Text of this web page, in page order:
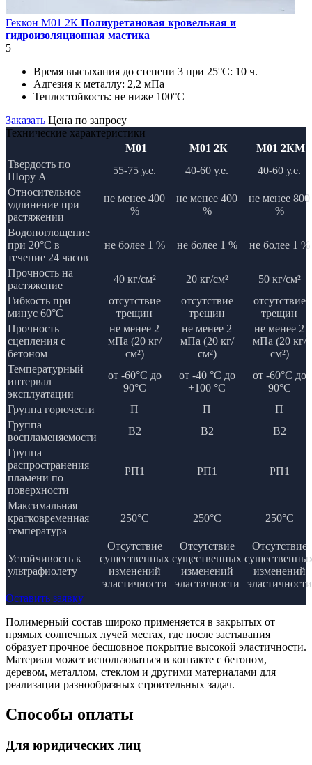
Геккон М01 2К Полиуретановая кровельная и
гидроизоляционная мастика
5
Время высыхания до степени 3 при 25°С: 10 ч.
Адгезия к металлу: 2,2 мПа
Теплостойкость: не ниже 100°С
Заказать Цена по запросу
Технические характеристики
М01
М01 2К
М01 2КМ
Твердость по
Шору А
55-75 у.е. 40-60 у.е.
40-60 у.е.
Относительное
удлинение при
растяжении
не менее 400
%
не менее 400
%
не менее 800
%
Водопоглощение
при 20°С в
течение 24 часов
не более 1 % не более 1 % не более 1 %
Прочность на
растяжение
40 кг/см² 20 кг/см²
50 кг/см²
Гибкость при
минус 60°С
отсутствие
трещин
отсутствие
трещин
отсутствие
трещин
Прочность
сцепления с
бетоном
не менее 2
мПа (20 кг/
см²)
не менее 2
мПа (20 кг/
см²)
не менее 2
мПа (20 кг/
см²)
Температурный
интервал
эксплуатации
от -60°С до
90°С
от -40 °С до
+100 °С
от -60°С до
90°С
Группа горючести
П П
П
Группа
воспламеняемости
В2 В2
В2
Группа
распространения
пламени по
поверхности
РП1 РП1 РП1
Максимальная
кратковременная
температура
250°С 250°С 250°С
Устойчивость к
ультрафиолету
Отсутствие
существенных
изменений
эластичности
Отсутствие
существенных
изменений
эластичности
Отсутствие
изменений
эластичности
Оставить заявку
Полимерный состав широко применяется в закрытых от
прямых солнечных лучей местах, где после застывания
образует прочное бесшовное покрытие высокой эластичности.
Материал может использоваться в контакте с бетоном,
деревом, металлом, стеклом и другими материалами для
реализации разнообразных строительных задач.
Способы оплаты
Для юридических лиц